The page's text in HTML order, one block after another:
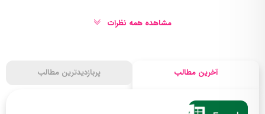
آخرین مطالب پربازدیدترین مطالب
مشاهده همه نظرات